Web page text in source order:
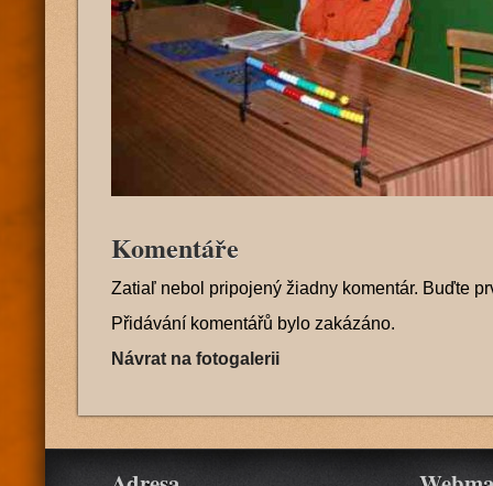
Komentáře
Zatiaľ nebol pripojený žiadny komentár. Buďte
Přidávání komentářů bylo zakázáno.
Návrat na fotogalerii